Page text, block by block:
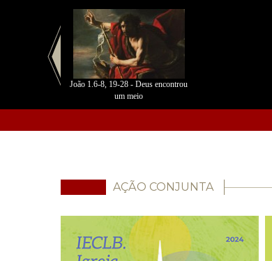
João 1.6-8, 19-28 - Deus encontrou
um meio
AÇÃO CONJUNTA